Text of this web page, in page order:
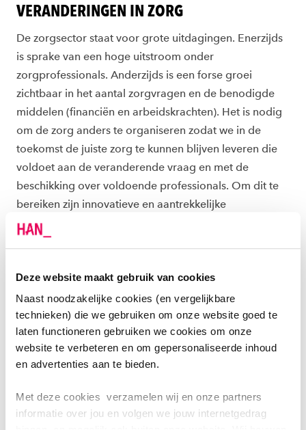
Deze website maakt gebruik van cookies
Naast noodzakelijke cookies (en vergelijkbare
technieken) die we gebruiken om onze website goed te
laten functioneren gebruiken we cookies om onze
website te verbeteren en om gepersonaliseerde inhoud
en advertenties aan te bieden.
Met deze cookies verzamelen wij en onze partners
informatie over jou en volgen we jouw internetgedrag
VERANDERINGEN IN ZORG
De zorgsector staat voor grote uitdagingen. Enerzijds
is sprake van een hoge uitstroom onder
zorgprofessionals. Anderzijds is een forse groei
zichtbaar in het aantal zorgvragen en de benodigde
middelen (financiën en arbeidskrachten). Het is nodig
om de zorg anders te organiseren zodat we in de
toekomst de juiste zorg te kunnen blijven leveren die
voldoet aan de veranderende vraag en met de
beschikking over voldoende professionals. Om dit te
bereiken zijn innovatieve en aantrekkelijke
werkomgevingen nodig waarin zorgprofessionals zich
kunnen blijven ontwikkelen. De HAN en CWZ gaan
opleiden en innoveren.
VERGAANDE SAMENWERKING
Kern is dat werken, leren en onderzoeken gezamenlijk
bijdragen aan innovatie. De HAN en CWZ zetten in de
zorginnovatiecentra op waarbij patiëntenzorg,
onderzoek en innovatie verweven zijn met het leren in